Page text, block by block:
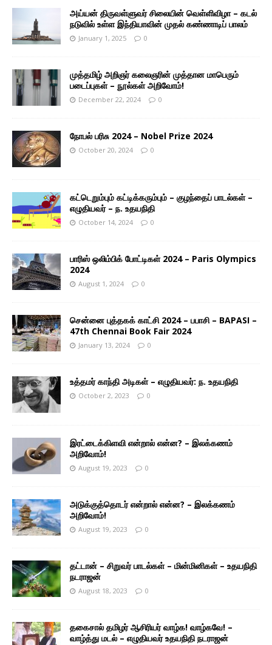
அய்யன் திருவள்ளுவர் சிலையின் வெள்ளிவிழா – கடல்
நடுவில் உள்ள இந்தியாவின் முதல் கண்ணாடிப் பாலம்
January 1, 2025 0
முத்தமிழ் அறிஞர் கலைஞரின் முத்தான மாபெரும்
படைப்புகள் – நூல்கள் அறிவோம்!
December 22, 2024 0
நோபல் பரிசு 2024 – Nobel Prize 2024
October 20, 2024 0
கட்டெறும்பும் கட்டிக்கரும்பும் – குழந்தைப் பாடல்கள் –
எழுதியவர் – ந. உதயநிதி
October 14, 2024 0
பாரிஸ் ஒலிம்பிக் போட்டிகள் 2024 – Paris Olympics
2024
August 1, 2024 0
சென்னை புத்தகக் காட்சி 2024 – பபாசி – BAPASI –
47th Chennai Book Fair 2024
January 13, 2024 0
உத்தமர் காந்தி அடிகள் – எழுதியவர்: ந. உதயநிதி
October 2, 2023 0
இரட்டைக்கிளவி என்றால் என்ன? – இலக்கணம்
அறிவோம்!
August 19, 2023 0
அடுக்குத்தொடர் என்றால் என்ன? – இலக்கணம்
அறிவோம்!
August 19, 2023 0
தட்டான் – சிறுவர் பாடல்கள் – மின்மினிகள் – உதயநிதி
நடராஜன்
August 18, 2023 0
தகைசால் தமிழர் ஆசிரியர் வாழ்க! வாழ்கவே! –
வாழ்த்து மடல் – எழுதியவர் உதயநிதி நடராஜன்